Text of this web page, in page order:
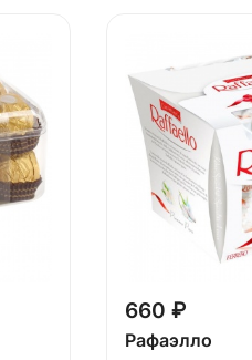
660 ₽
Рафаэлло